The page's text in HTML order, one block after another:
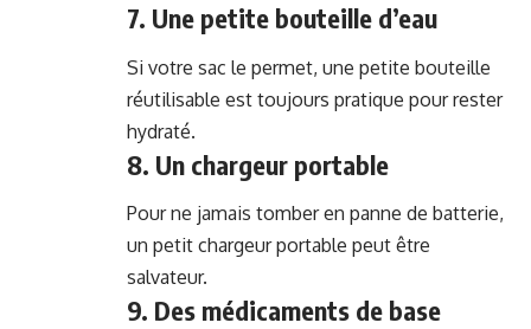
7. Une petite bouteille d’eau
Si votre sac le permet, une petite bouteille
réutilisable est toujours pratique pour rester
hydraté.
8. Un chargeur portable
Pour ne jamais tomber en panne de batterie,
un petit chargeur portable peut être
salvateur.
9. Des médicaments de base